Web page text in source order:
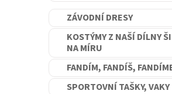
ZÁVODNÍ DRESY
KOSTÝMY Z NAŠÍ DÍLNY
NA MÍRU
FANDÍM, FANDÍŠ,
SPORTOVNÍ TAŠKY, VAKY